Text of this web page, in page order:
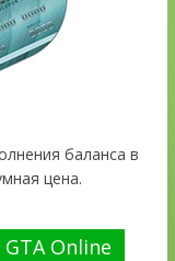
баланса в
цена.
Online